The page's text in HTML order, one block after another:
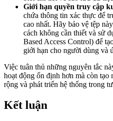
Giới hạn quyền truy cập
chứa thông tin xác thực để
cao nhất. Hãy bảo vệ tệp
cách không cần thiết và sử
Based Access Control) để
giới hạn cho người dùng và
Việc tuân thủ những nguyên tắc
hoạt động ổn định hơn mà còn tạo
rộng và phát triển hệ thống trong
Kết luận